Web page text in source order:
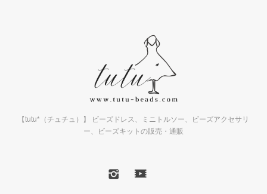
【tutu*（チュチュ）】 ビーズドレス、ミニトルソー、ビーズアクセサリ
ー、ビーズキットの販売・通販